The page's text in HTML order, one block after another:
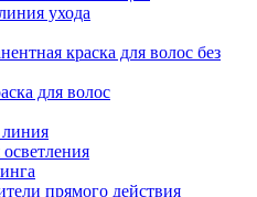
ухода
краска для волос без
для волос
прямого действия